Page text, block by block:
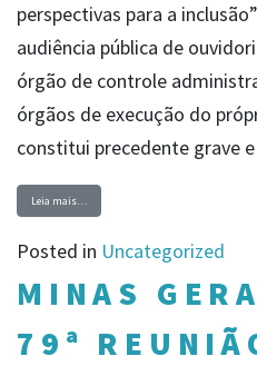
perspectivas para a
audiência pública de
órgão de controle
órgãos de execução do
constitui precedente grave
Leia mais…
Posted in Uncategorized
MINAS
79ª